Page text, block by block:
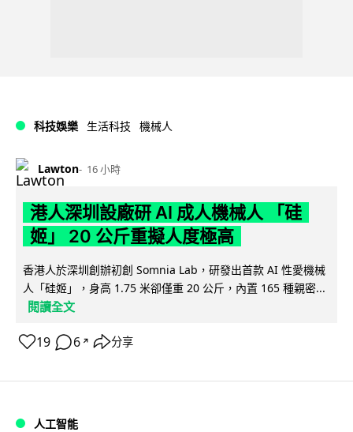
科技娛樂 生活科技 機械人
Lawton 16 小時
港人深圳設廠研 AI 成人機械人 「硅
姬」 20 公斤重擬人度極高
香港人於深圳創辦初創 Somnia Lab，研發出首款 AI 性愛機械
人「硅姬」，身高 1.75 米卻僅重 20 公斤，內置 165 種親密...
閱讀全文
19 6 ↗ 分享
人工智能